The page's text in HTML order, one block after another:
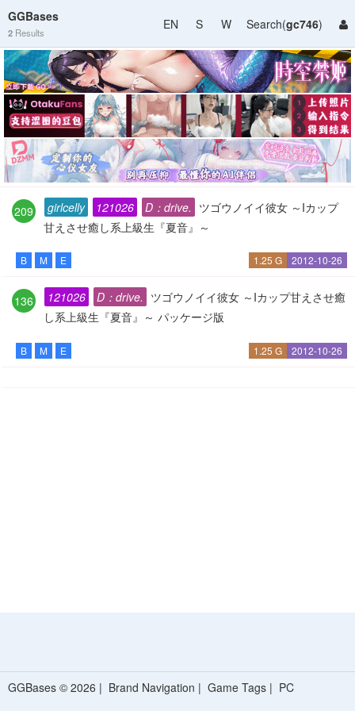
GGBases
2 Results
EN S W Search(gc746)
209 girlcelly 121026 D：drive. ツゴウノイイ彼女 ～Iカップ
甘えさせ癒し系上級生『夏音』～
B M E 1.25 G 2012-10-26
136 121026 D：drive. ツゴウノイイ彼女 ～Iカップ甘えさせ癒
し系上級生『夏音』～ パッケージ版
B M E 1.25 G 2012-10-26
GGBases © 2026 | Brand Navigation | Game Tags | PC